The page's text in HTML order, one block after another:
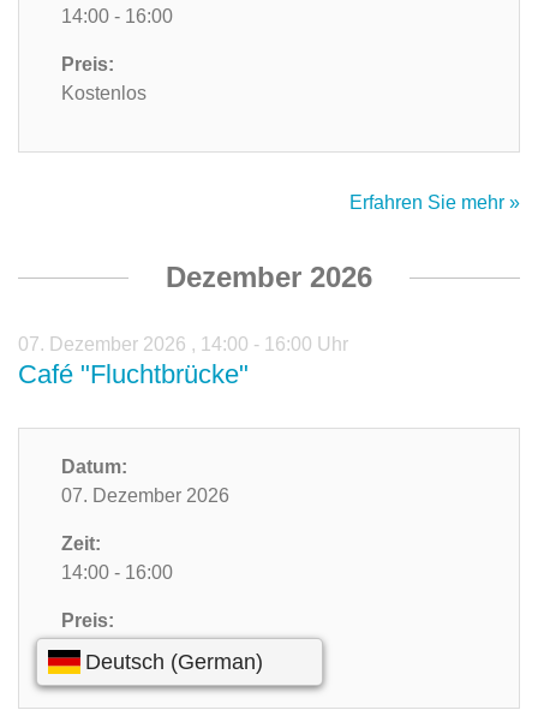
14:00 - 16:00
Preis:
Kostenlos
Erfahren Sie mehr »
Dezember 2026
07. Dezember 2026 , 14:00 - 16:00 Uhr
Café "Fluchtbrücke"
Datum:
07. Dezember 2026
Zeit:
14:00 - 16:00
Preis:
Kostenlos